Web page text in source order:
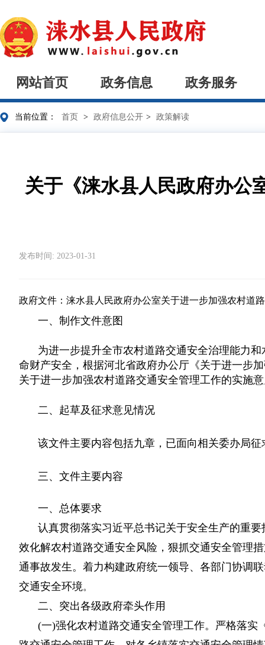
网站首页 政务信息 政务服务
当前位置： 首页 > 政府信息公开 > 政策解读
关于《涞水县人民政府办公
发布时间: 2023-01-31
政府文件： 涞水县人民政府办公室关于进一步加强农村道
一、制作文件意图
为进一步提升全市农村道路交通安全治理能力
命财产安全，根据河北省政府办公厅《关于进一步
关于进一步加强农村道路交通安全管理工作的实施
二、起草及征求意见情况
该文件主要内容包括九章，已面向相关委办局
三、文件主要内容
一、总体要求
认真贯彻落实习近平总书记关于安全生产的重
效化解农村道路交通安全风险，狠抓交通安全管理
通事故发生。着力构建政府统一领导、各部门协调
交通安全环境。
二、突出各级政府牵头作用
(一)强化农村道路交通安全管理工作。严格落